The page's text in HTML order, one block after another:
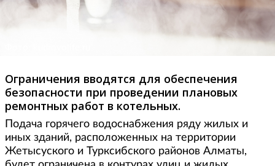
Ограничения вводятся для обеспечения
безопасности при проведении плановых
ремонтных работ в котельных.
Подача горячего водоснабжения ряду жилых и
иных зданий, расположенных на территории
Жетысуского и Турксибского районов Алматы,